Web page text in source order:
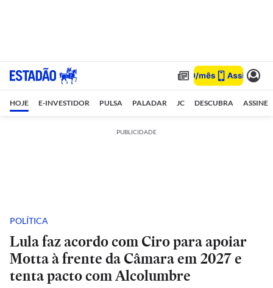
HOJE E-INVESTIDOR PULSA PALADAR JC DESCUBRA ASSINE
PUBLICIDADE
POLÍTICA
Lula faz acordo com Ciro para apoiar
Motta à frente da Câmara em 2027 e
tenta pacto com Alcolumbre